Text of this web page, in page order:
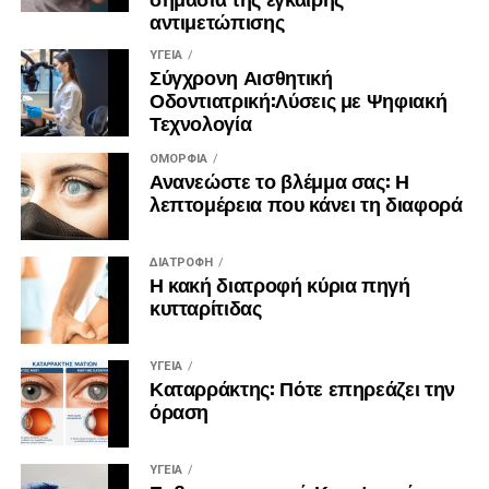
Πηγή:https://zoumeoraia.okmarkets.gr/skepseis-gia-
mia-kalyteri-zoi/
αντιμετώπισης
ΥΓΕΊΑ
Σύγχρονη Αισθητική
Οδοντιατρική:Λύσεις με Ψηφιακή
Τεχνολογία
ΟΜΟΡΦΙΆ
Ανανεώστε το βλέμμα σας: Η
λεπτομέρεια που κάνει τη διαφορά
ΔΙΑΤΡΟΦΉ
Η κακή διατροφή κύρια πηγή
κυτταρίτιδας
ΥΓΕΊΑ
Καταρράκτης: Πότε επηρεάζει την
όραση
ΥΓΕΊΑ